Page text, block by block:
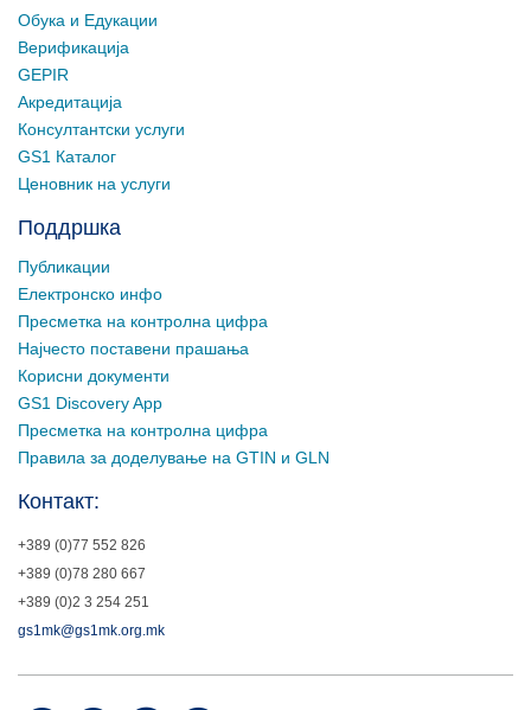
Обука и Едукации
Верификација
GEPIR
Акредитација
Консултантски услуги
GS1 Каталог
Ценовник на услуги
Поддршка
Публикации
Електронско инфо
Пресметка на контролна цифра
Најчесто поставени прашања
Корисни документи
GS1 Discovery App
Пресметка на контролна цифра
Правила за доделување на GTIN и GLN
Контакт:
+389 (0)77 552 826
+389 (0)78 280 667
+389 (0)2 3 254 251
gs1mk@gs1mk.org.mk